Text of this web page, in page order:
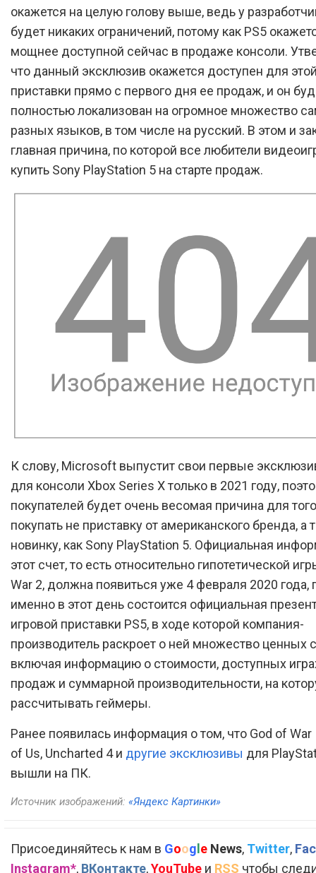
окажется на целую голову выше, ведь у
будет никаких ограничений, потому как PS5
мощнее доступной сейчас в продаже консоли.
что данный эксклюзив окажется доступен для
приставки прямо с первого дня ее продаж, и он
полностью локализован на огромное множество
разных языков, в том числе на русский. В этом и
главная причина, по которой все любители
купить Sony PlayStation 5 на старте продаж.
К слову, Microsoft выпустит свои первые
для консоли Xbox Series X только в 2021 году,
покупателей будет очень весомая причина для
покупать не приставку от американского бренда, а
новинку, как Sony PlayStation 5. Официальная
этот счет, то есть относительно гипотетической
War 2, должна появиться уже 4 февраля 2020 года,
именно в этот день состоится официальная
игровой приставки PS5, в ходе которой компания-
производитель раскроет о ней множество ценных
включая информацию о стоимости, доступных
продаж и суммарной производительности, на
рассчитывать геймеры.
Ранее появилась информация о том, что God of War
of Us, Uncharted 4 и другие эксклюзивы для
вышли на ПК.
Источник изображений: «Яндекс Картинки»
Присоединяйтесь к нам в Google News, Twitter,
Instagram*, ВКонтакте,YouTube и RSS чтобы